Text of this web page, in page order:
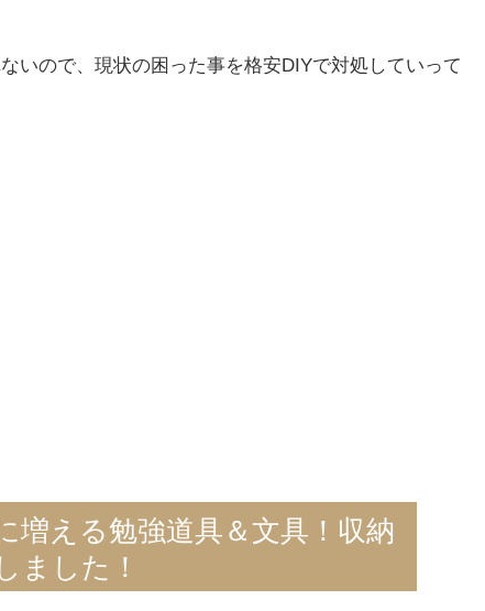
いので、現状の困った事を格安DIYで対処していって
増える勉強道具＆文具！収納
ました！